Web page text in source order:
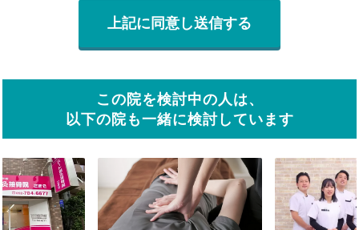
この院を検討中の人は、
以下の院も一緒に検討しています